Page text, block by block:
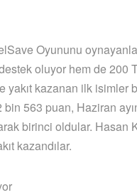
Oyununu
oluyor hem de 200
yakıt kazanan ilk isimler
bin 563 puan, Haziran
birinci oldular. Hasan
kazandılar.